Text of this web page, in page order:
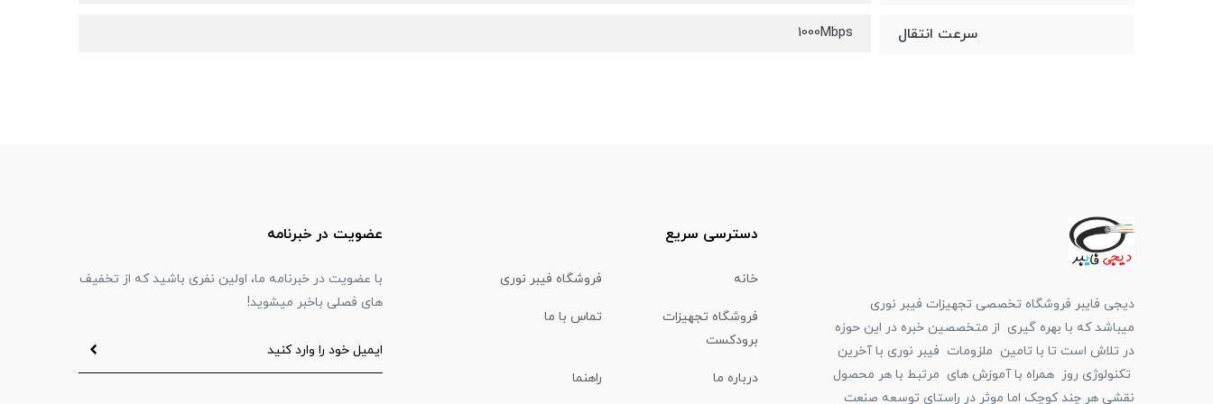
سرعت انتقال 1000Mbps
دیجی فایبر فروشگاه تخصصی تجهیزات فیبر نوری
میباشد که با بهره گیری از متخصصین خبره در این حوزه
در تلاش است تا با تامین ملزومات فیبر نوری با آخرین
تکنولوژی روز همراه با آموزش های مرتبط با هر محصول
نقشی هر چند کوچک اما موثر در راستای توسعه صنعت
دسترسی سریع
خانه فروشگاه فیبر نوری
فروشگاه تجهیزات
برودکست
تماس با ما
درباره ما راهنما
عضویت در خبرنامه
با عضویت در خبرنامه ما، اولین نفری باشید که از تخفیف
های فصلی باخبر میشوید!